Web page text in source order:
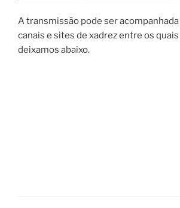
A transmissão pode ser
canais e sites de xadrez entre os
deixamos abaixo.